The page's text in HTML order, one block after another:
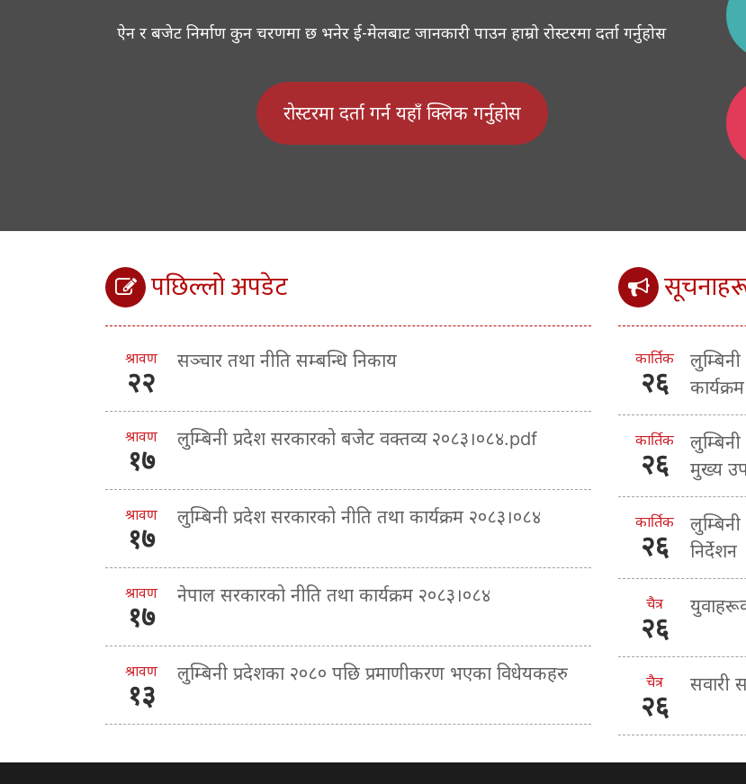
ऐन र बजेट निर्माण कुन चरणमा छ भनेर ई-मेलबाट जानकारी पाउन हाम्रो रोस्टरमा दर्ता गर्नुहोस
रोस्टरमा दर्ता गर्न यहाँ क्लिक गर्नुहोस
पछिल्लो अपडेट
श्रावण
२२
सञ्चार तथा नीति सम्बन्धि निकाय
श्रावण
१७
लुम्बिनी प्रदेश सरकारको बजेट वक्तव्य २०८३।०८४.pdf
श्रावण
१७
लुम्बिनी प्रदेश सरकारको नीति तथा कार्यक्रम २०८३।०८४
श्रावण
१७
नेपाल सरकारको नीति तथा कार्यक्रम २०८३।०८४
श्रावण
१३
लुम्बिनी प्रदेशका २०८० पछि प्रमाणीकरण भएका विधेयकहरु
कार्तिक
२६
कार्तिक
२६
लुम्बिनी
मुख्य
कार्तिक
२६
निर्देशन
चैत्र
२६
चैत्र
२६
सवारी